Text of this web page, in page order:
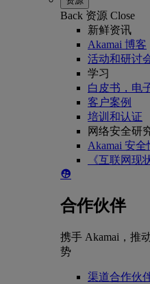
Back 资源 Close
新鲜资讯
Akamai 博客
活动和研讨
学习
白皮书，电
客户案例
培训和认证
网络安全研
Akamai 安
《互联网现
合作伙伴
携手 Akamai，推
势
渠道合作伙